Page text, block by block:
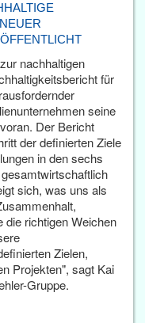
nachhaltigen
für
seine
Der Bericht
der definierten Ziele
in den sechs
sich, was uns als
die richtigen Weichen
Zielen,
Projekten", sagt Kai
Gruppe.